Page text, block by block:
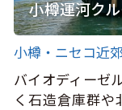
小樽運河ク
小樽・ニセコ近
バイオディーゼ
く石造倉庫群